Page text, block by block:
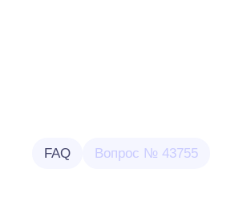
FAQ Вопрос № 43755